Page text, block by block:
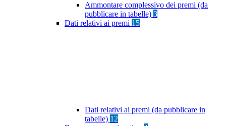
Ammontare complessivo dei premi (da
pubblicare in tabelle) 3
Dati relativi ai premi 15
Dati relativi ai premi (da pubblicare in
tabelle) 12